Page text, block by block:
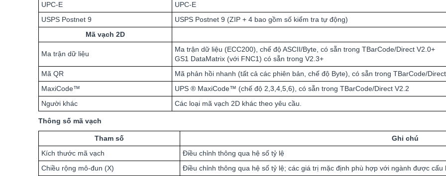
UPC-E
UPC-E
USPS Postnet 9
USPS Postnet 9 (ZIP + 4 bao gồm số kiểm tra tự động)
Mã vạch 2D
Ma trận dữ liệu
Ma trận dữ liệu (ECC200), chế độ ASCII/Byte, có sẵn trong TBarCode/Direct V2.0+
GS1 DataMatrix (với FNC1) có sẵn trong V2.3+
Mã QR
Mã phản hồi nhanh (tất cả các phiên bản, chế độ Byte), có sẵn trong TBarCode/
MaxiCode™
UPS ® MaxiCode™ (chế độ 2,3,4,5,6), có sẵn trong TBarCode/Direct V2.2
Người khác
Các loại mã vạch 2D khác theo yêu cầu.
Thông số mã vạch
Tham số
Ghi chú
Kích thước mã vạch
Điều chỉnh thông qua hệ số tỷ lệ
Chiều rộng mô-đun (X)
Điều chỉnh thông qua hệ số tỷ lệ; các giá trị mặc định phù hợp với ngành được cấu